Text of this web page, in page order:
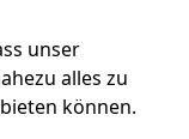
unser
alles zu
können.